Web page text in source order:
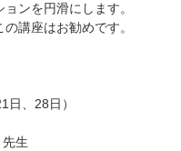
ンを円滑にします。
講座はお勧めです。
、28日）
生